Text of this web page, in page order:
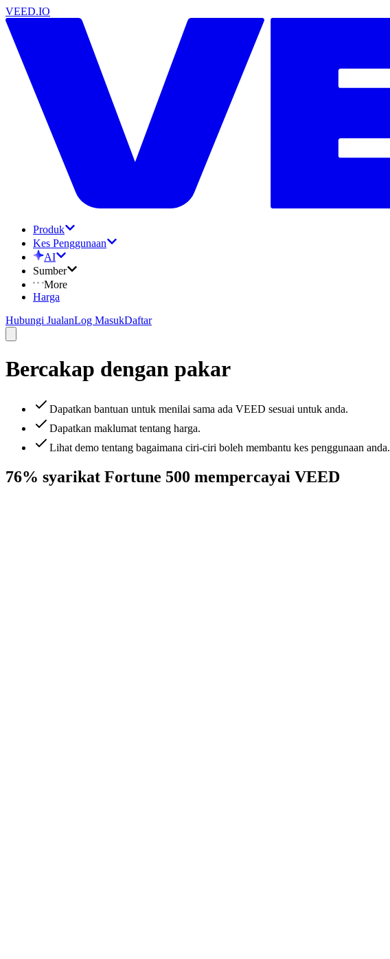
VEED.IO
Produk
Kes Penggunaan
AI
Sumber
More
Harga
Hubungi JualanLog MasukDaftar
Bercakap dengan pakar
Dapatkan bantuan untuk menilai sama ada VEED sesuai untuk anda.
Dapatkan maklumat tentang harga.
Lihat demo tentang bagaimana ciri-ciri boleh membantu kes penggunaan anda.
76% syarikat Fortune 500 mempercayai VEED